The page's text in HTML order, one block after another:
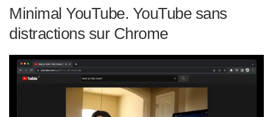
Minimal YouTube. YouTube sans
distractions sur Chrome